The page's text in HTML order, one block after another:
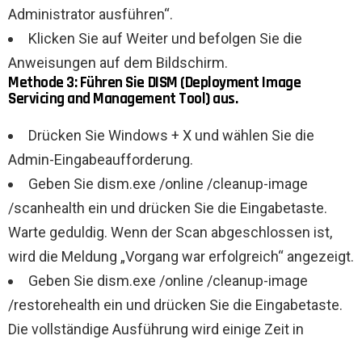
Administrator ausführen“.
Klicken Sie auf Weiter und befolgen Sie die
Anweisungen auf dem Bildschirm.
Methode 3: Führen Sie DISM (Deployment Image
Servicing and Management Tool) aus.
Drücken Sie Windows + X und wählen Sie die
Admin-Eingabeaufforderung.
Geben Sie dism.exe /online /cleanup-image
/scanhealth ein und drücken Sie die Eingabetaste.
Warte geduldig. Wenn der Scan abgeschlossen ist,
wird die Meldung „Vorgang war erfolgreich“ angezeigt.
Geben Sie dism.exe /online /cleanup-image
/restorehealth ein und drücken Sie die Eingabetaste.
Die vollständige Ausführung wird einige Zeit in